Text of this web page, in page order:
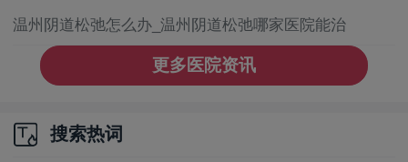
温州阴道松弛怎么办_温州阴道松弛哪家医院能治
更多医院资讯
搜索热词